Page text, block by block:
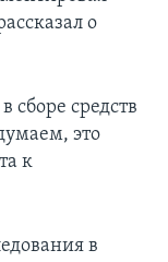
о
средств
это
к
в